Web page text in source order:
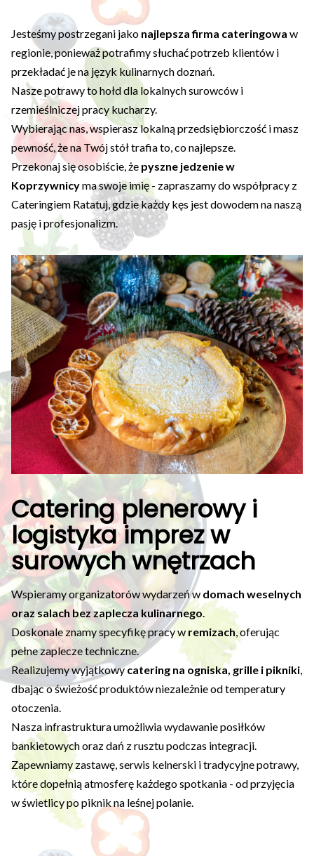
Jesteśmy postrzegani jako najlepsza firma cateringowa w
regionie, ponieważ potrafimy słuchać potrzeb klientów i
przekładać je na język kulinarnych doznań.
Nasze potrawy to hołd dla lokalnych surowców i
rzemieślniczej pracy kucharzy.
Wybierając nas, wspierasz lokalną przedsiębiorczość i masz
pewność, że na Twój stół trafia to, co najlepsze.
Przekonaj się osobiście, że pyszne jedzenie w
Koprzywnicyma swoje imię - zapraszamy do współpracy z
Cateringiem Ratatuj, gdzie każdy kęs jest dowodem na naszą
pasję i profesjonalizm.
Catering plenerowy i
logistyka imprez w
surowych wnętrzach
Wspieramy organizatorów wydarzeń w domach weselnych
oraz salach bez zaplecza kulinarnego
Doskonale znamy specyfikę pracy w remizach , oferując
pełne zaplecze techniczne.
Realizujemy wyjątkowycatering na ogniska, grille i pikniki
dbając o świeżość produktów niezależnie od temperatury
otoczenia.
Nasza infrastruktura umożliwia wydawanie posiłków
bankietowych oraz dań z rusztu podczas integracji.
Zapewniamy zastawę, serwis kelnerski i tradycyjne potrawy,
które dopełnią atmosferę każdego spotkania - od przyjęcia
w świetlicy po piknik na leśnej polanie.